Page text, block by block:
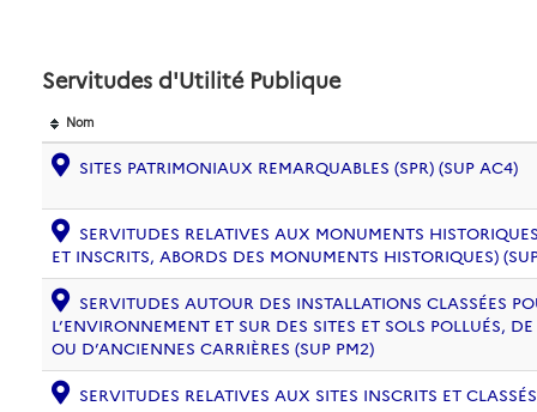
Servitudes d'Utilité Publique
Nom
SITES PATRIMONIAUX REMARQUABLES (SPR) (SUP AC4)
SERVITUDES RELATIVES AUX MONUMENTS
ET INSCRITS, ABORDS DES MONUMENTS HISTORIQUES)
SERVITUDES AUTOUR DES INSTALLATIONS CLASSÉES
L’ENVIRONNEMENT ET SUR DES SITES ET SOLS POLLUÉS,
OU D’ANCIENNES CARRIÈRES (SUP PM2)
SERVITUDES RELATIVES AUX SITES INSCRITS ET